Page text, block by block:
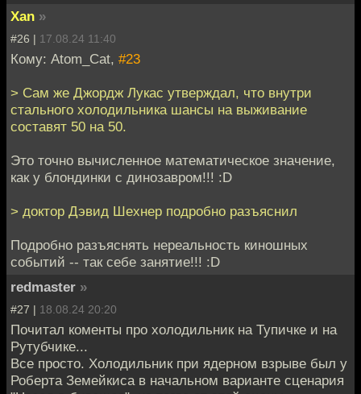
Xan »
#26 | 17.08.24 11:40
Кому: Atom_Cat, #23
> Сам же Джордж Лукас утверждал, что внутри
стального холодильника шансы на выживание
составят 50 на 50.
Это точно вычисленное математическое значение,
как у блондинки с динозавром!!! :D
> доктор Дэвид Шехнер подробно разъяснил
Подробно разъяснять нереальность киношных
событий -- так себе занятие!!! :D
redmaster »
#27 | 18.08.24 20:20
Почитал коменты про холодильник на Тупичке и на
Рутубчике...
Все просто. Холодильник при ядерном взрыве был у
Роберта Земейкиса в начальном варианте сценария